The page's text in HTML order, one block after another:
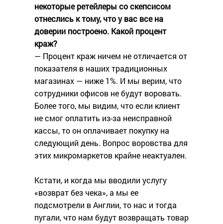
некоторые ретейлеры со скепсисом
отнеслись к тому, что у вас все на
доверии построено. Какой процент
краж?
— Процент краж ничем не отличается от
показателя в наших традиционных
магазинах — ниже 1%. И мы верим, что
сотрудники офисов не будут воровать.
Более того, мы видим, что если клиент
не смог оплатить из-за неисправной
кассы, то он оплачивает покупку на
следующий день. Вопрос воровства для
этих микромаркетов крайне неактуален.
Кстати, и когда мы вводили услугу
«возврат без чека», а мы ее
подсмотрели в Англии, то нас и тогда
пугали, что нам будут возвращать товар